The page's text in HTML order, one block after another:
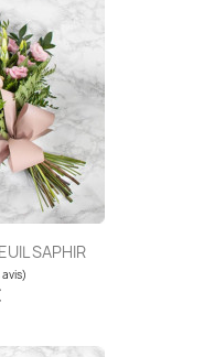
SAPHIR